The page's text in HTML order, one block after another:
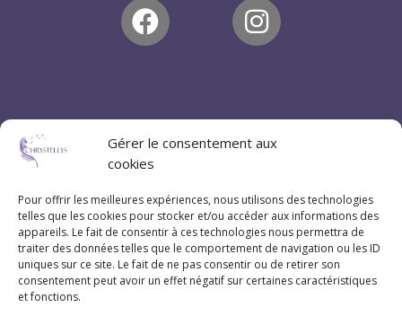
Gérer le consentement aux
cookies
Pour offrir les meilleures expériences, nous utilisons des technologies
telles que les cookies pour stocker et/ou accéder aux informations des
appareils. Le fait de consentir à ces technologies nous permettra de
traiter des données telles que le comportement de navigation ou les ID
uniques sur ce site. Le fait de ne pas consentir ou de retirer son
consentement peut avoir un effet négatif sur certaines caractéristiques
et fonctions.